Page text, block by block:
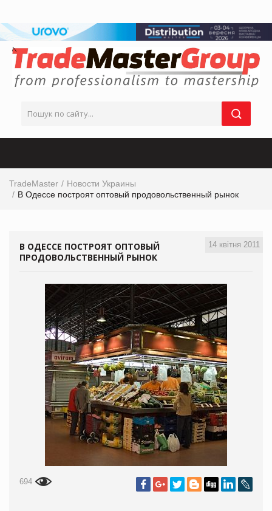
TradeMaster
Новости Украины
В Одессе построят оптовый продовольственный рынок
14 квітня 2011
В ОДЕССЕ ПОСТРОЯТ ОПТОВЫЙ
ПРОДОВОЛЬСТВЕННЫЙ РЫНОК
694